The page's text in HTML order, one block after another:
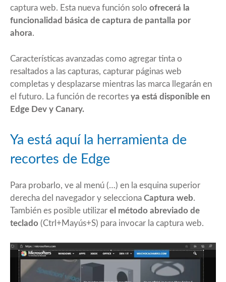
captura web. Esta nueva función solo ofrecerá la
funcionalidad básica de captura de pantalla por
ahora.
Características avanzadas como agregar tinta o
resaltados a las capturas, capturar páginas web
completas y desplazarse mientras las marca llegarán en
el futuro. La función de recortes ya está disponible en
Edge Dev y Canary.
Ya está aquí la herramienta de
recortes de Edge
Para probarlo, ve al menú (…) en la esquina superior
derecha del navegador y selecciona Captura web.
También es posible utilizar el método abreviado de
teclado (Ctrl+Mayús+S) para invocar la captura web.